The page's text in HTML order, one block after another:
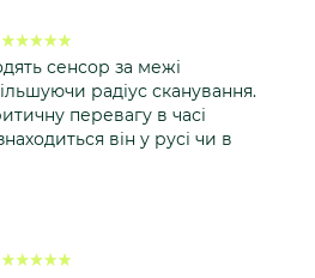
сенсор за межі
радіус сканування.
перевагу в часі
він у русі чи в